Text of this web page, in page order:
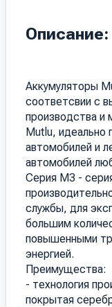
Описание:
Аккумуляторы
соответсвии с
производства и
Mutlu, идеально
автомобилей и
автомобилей
Серия M3 -
службы, для
большим
повышенными
энергией.
Преимущества:
- технология
покрытая